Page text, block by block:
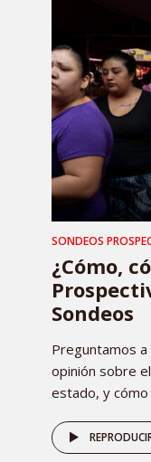
SONDEOS
¿Cómo,
Sondeos
Preguntamos
opinión sobre
estado, y cómo